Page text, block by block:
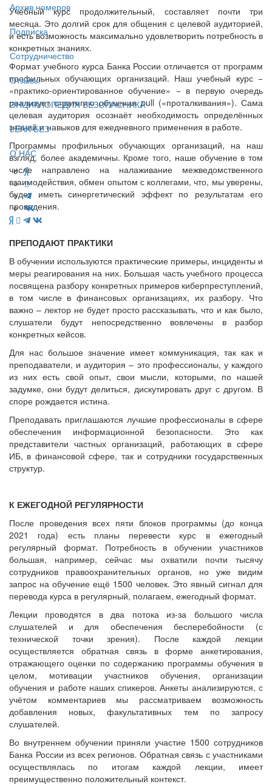
Архив номеров
Подписка
Сотрудничество
Отзывы
ЭНЦИКЛОПЕДИЯ БЕЗОПАСНИКА
LEAK-БЕЗ
О НАС
Учебный курс продолжительный, составляет почти три
месяца. Это долгий срок для общения с целевой аудиторией,
и есть возможность максимально удовлетворить потребность в
конкретных знаниях.
Формат учебного курса Банка России отличается от программ
профильных обучающих организаций. Наш учебный курс −
«практико-ориентированное обучение» − в первую очередь
реализует стратегию обучения pull («проталкивания»). Сама
целевая аудитория осознаёт необходимость определённых
знаний и навыков для ежедневного применения в работе.
Программы профильных обучающих организаций, на наш
взгляд, более академичны. Кроме того, наше обучение в том
числе направлено на налаживание межведомственного
взаимодействия, обмен опытом с коллегами, что, мы уверены,
будет иметь синергетический эффект по результатам его
проведения.
ПРЕПОДАЮТ ПРАКТИКИ
В обучении используются практические примеры, инциденты и
меры реагирования на них. Большая часть учебного процесса
посвящена разбору конкретных примеров киберпреступлений,
в том числе в финансовых организациях, их разбору. Что
важно – лектор не будет просто рассказывать, что и как было,
слушатели будут непосредственно вовлечены в разбор
конкретных кейсов.
Для нас большое значение имеет коммуникация, так как и
преподаватели, и аудитория – это профессионалы, у каждого
из них есть свой опыт, свои мысли, которыми, по нашей
задумке, они будут делиться, дискутировать друг с другом. В
споре рождается истина.
Преподавать приглашаются лучшие профессионалы в сфере
обеспечения информационной безопасности. Это как
представители частных организаций, работающих в сфере
ИБ, в финансовой сфере, так и сотрудники государственных
структур.
К ЕЖЕГОДНОЙ РЕГУЛЯРНОСТИ
После проведения всех пяти блоков программы (до конца
2021 года) есть планы перевести курс в ежегодный
регулярный формат. Потребность в обучении участников
большая, например, сейчас мы охватили почти тысячу
сотрудников правоохранительных органов, но уже видим
запрос на обучение ещё 1500 человек. Это явный сигнал для
перевода курса в регулярный, полагаем, ежегодный формат.
Лекции проводятся в два потока из-за большого числа
слушателей и для обеспечения бесперебойности (с
технической точки зрения). После каждой лекции
осуществляется обратная связь в форме анкетирования,
отражающего оценки по содержанию программы обучения в
целом, мотивации участников обучения, организации
обучения и работе наших спикеров. Анкеты анализируются, с
учётом комментариев мы рассматриваем возможность
добавления новых, факультативных тем по запросу
слушателей.
Во внутреннем обучении приняли участие 1500 сотрудников
Банка России из всех регионов. Обратная связь с участниками
осуществлялась по итогам каждой лекции, имеет
преимущественно положительный контекст.